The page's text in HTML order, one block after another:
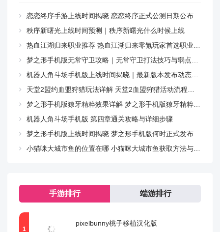
恋恋终序手游上线时间揭晓 恋恋终序正式公测日期公布
秩序新曙光上线时间预测｜秩序新曙光什么时候上线
热血江湖归来职业推荐 热血江湖归来零氪玩家首选职业指南
梦之形手机版无常守卫攻略｜无常守卫打法技巧与弱点解析
机器人角斗场手机版上线时间揭晓｜最新版本发布动态与预约入口
天堂2盟约血盟狩猎玩法详解 天堂2血盟狩猎活动流程与技巧指南
梦之形手机版獠牙精粹效果详解 梦之形手机版獠牙精粹属性与实战应用指南
机器人角斗场手机版 第四章通关攻略与详细步骤
梦之形手机版上线时间揭晓 梦之形手机版何时正式发布
小猫咪大城市鱼的位置在哪 小猫咪大城市鱼获取方法与位置详解
手游排行 端游排行
pixelbunny桃子移植汉化版